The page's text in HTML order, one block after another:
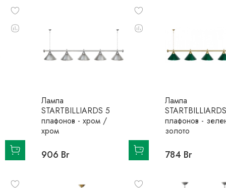
Лампа
STARTBILLIARDS 5
плафонов - хром /
хром
906 Br
Лампа
плафонов -
золото
784 Br